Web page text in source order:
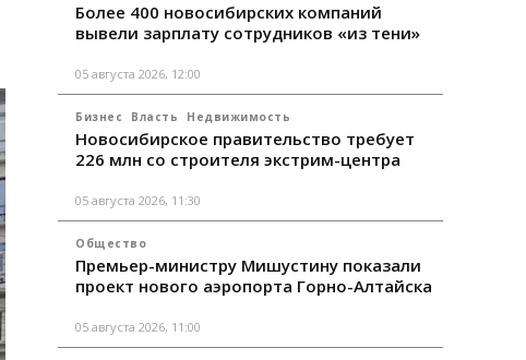
Более 400 новосибирских компаний
вывели зарплату сотрудников «из тени»
05 августа 2026, 12:00
Бизнес Власть Недвижимость
Новосибирское правительство требует
226 млн со строителя экстрим-центра
05 августа 2026, 11:30
Общество
Премьер-министру Мишустину показали
проект нового аэропорта Горно-Алтайска
05 августа 2026, 11:00